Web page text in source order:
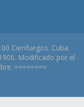
Cienfuegos. Cuba.
Modificado por el
========